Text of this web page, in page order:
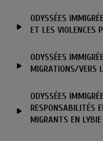
ODYSSÉES
ET LES VIOLENCES
ODYSSÉES
MIGRATIONS/VERS
ODYSSÉES
RESPONSABILITÉS
MIGRANTS EN LYBIE